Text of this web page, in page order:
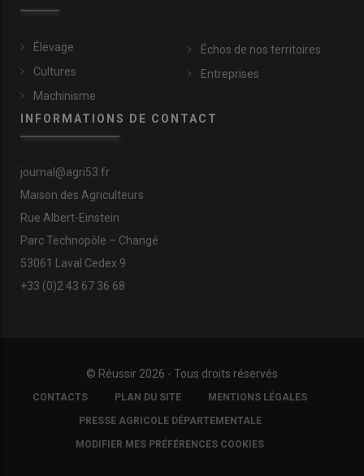
Élevage
Cultures
Machinisme
Échos de nos territoires
Entreprises
INFORMATIONS DE CONTACT
journal@agri53.fr
Maison des Agriculteurs
Rue Albert-Einstein
Parc Technopôle – Changé
53061 Laval Cedex 9
+33 (0)2 43 67 36 68
© Réussir 2026 - Tous droits réservés
FOOTER
COPYRIGHT
CONTACTS PLAN DU SITE MENTIONS LÉGALES
PRESSE AGRICOLE DÉPARTEMENTALE
MODIFIER MES PRÉFÉRENCES COOKIES